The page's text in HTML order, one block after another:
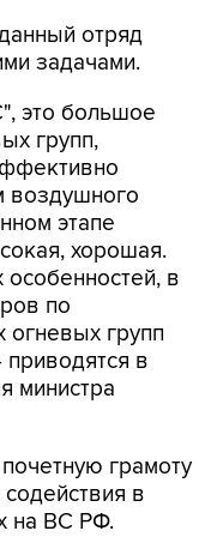
отряд
задачами.
это большое
групп,
воздушного
этапе
хорошая.
в
по
огневых групп
в
министра
грамоту
в
на ВС РФ.